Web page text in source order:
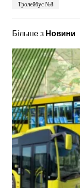
Тролейбус №8
Більше з Новини